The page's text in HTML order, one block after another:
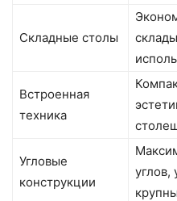
Складные столы
Встроенная
техника
Угловые
конструкции
углов,